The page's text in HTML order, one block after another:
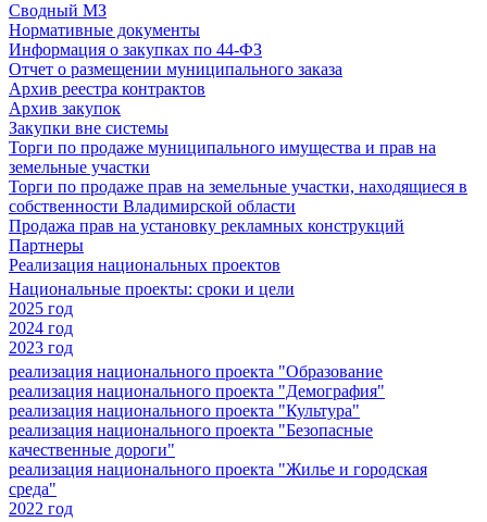
Сводный МЗ
Нормативные документы
Информация о закупках по 44-ФЗ
Отчет о размещении муниципального заказа
Архив реестра контрактов
Архив закупок
Закупки вне системы
Торги по продаже муниципального имущества и прав на
земельные участки
Торги по продаже прав на земельные участки, находящиеся в
собственности Владимирской области
Продажа прав на установку рекламных конструкций
Партнеры
Реализация национальных проектов
Национальные проекты: сроки и цели
2025 год
2024 год
2023 год
реализация национального проекта "Образование
реализация национального проекта "Демография"
реализация национального проекта "Культура"
реализация национального проекта "Безопасные
качественные дороги"
реализация национального проекта "Жилье и городская
среда"
2022 год